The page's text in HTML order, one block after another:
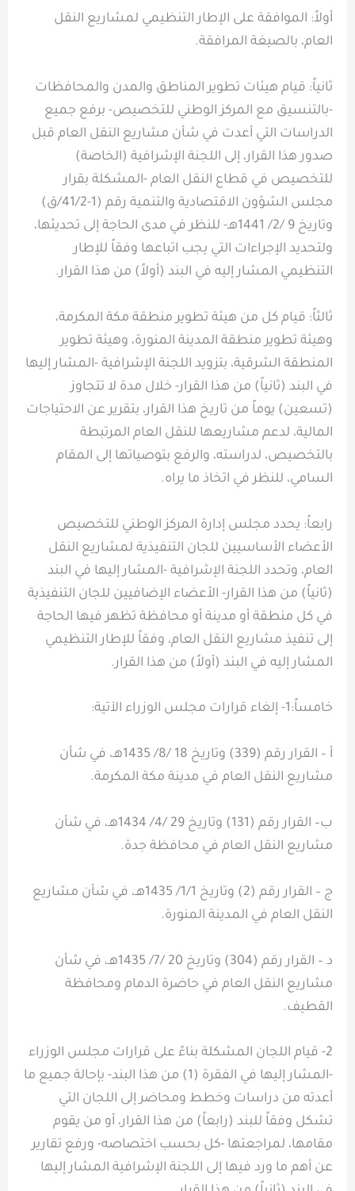
أولاً: الموافقة على الإطار التنظيمي لمشاريع النقل
العام، بالصيغة المرافقة.
ثانياً: قيام هيئات تطوير المناطق والمدن والمحافظات
-بالتنسيق مع المركز الوطني للتخصيص- برفع جميع
الدراسات التي أعدت في شأن مشاريع النقل العام قبل
صدور هذا القرار، إلى اللجنة الإشرافية (الخاصة)
للتخصيص في قطاع النقل العام -المشكلة بقرار
مجلس الشؤون الاقتصادية والتنمية رقم (1-41/2/ق)
وتاريخ 9 /2/ 1441هـ- للنظر في مدى الحاجة إلى تحديثها،
ولتحديد الإجراءات التي يجب اتباعها وفقاً للإطار
التنظيمي المشار إليه في البند (أولاً) من هذا القرار.
ثالثاً: قيام كل من هيئة تطوير منطقة مكة المكرمة،
وهيئة تطوير منطقة المدينة المنورة، وهيئة تطوير
المنطقة الشرقية، بتزويد اللجنة الإشرافية -المشار إليها
في البند (ثانياً) من هذا القرار- خلال مدة لا تتجاوز
(تسعين) يوماً من تاريخ هذا القرار، بتقرير عن الاحتياجات
المالية، لدعم مشاريعها للنقل العام المرتبطة
بالتخصيص، لدراسته، والرفع بتوصياتها إلى المقام
السامي، للنظر في اتخاذ ما يراه.
رابعاً: يحدد مجلس إدارة المركز الوطني للتخصيص
الأعضاء الأساسيين للجان التنفيذية لمشاريع النقل
العام، وتحدد اللجنة الإشرافية -المشار إليها في البند
(ثانياً) من هذا القرار- الأعضاء الإضافيين للجان التنفيذية
في كل منطقة أو مدينة أو محافظة تظهر فيها الحاجة
إلى تنفيذ مشاريع النقل العام، وفقاً للإطار التنظيمي
المشار إليه في البند (أولاً) من هذا القرار.
خامساً:1- إلغاء قرارات مجلس الوزراء الآتية:
أ – القرار رقم (339) وتاريخ 18 /8/ 1435هـ، في شأن
مشاريع النقل العام في مدينة مكة المكرمة.
ب– القرار رقم (131) وتاريخ 29 /4/ 1434هـ، في شأن
مشاريع النقل العام في محافظة جدة.
ج – القرار رقم (2) وتاريخ 1/1/ 1435هـ، في شأن مشاريع
النقل العام في المدينة المنورة.
د – القرار رقم (304) وتاريخ 20 /7/ 1435هـ، في شأن
مشاريع النقل العام في حاضرة الدمام ومحافظة
القطيف.
2- قيام اللجان المشكلة بناءً على قرارات مجلس الوزراء
-المشار إليها في الفقرة (1) من هذا البند- بإحالة جميع ما
أعدته من دراسات وخطط ومحاضر إلى اللجان التي
تشكل وفقاً للبند (رابعاً) من هذا القرار، أو من يقوم
مقامها، لمراجعتها -كل بحسب اختصاصه- ورفع تقارير
عن أهم ما ورد فيها إلى اللجنة الإشرافية المشار إليها